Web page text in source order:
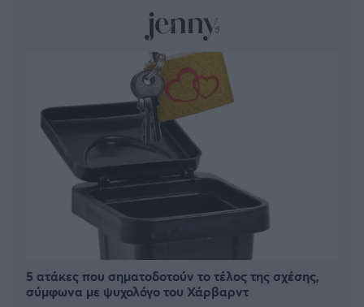
5 ατάκες που σηματοδοτούν το τέλος της σχέσης,
σύμφωνα με ψυχολόγο του Χάρβαρντ